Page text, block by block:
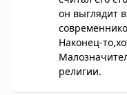
он выглядит
Наконец-
религии.